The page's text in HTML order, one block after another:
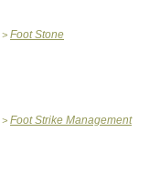
> Foot Stone
> Foot Strike Management